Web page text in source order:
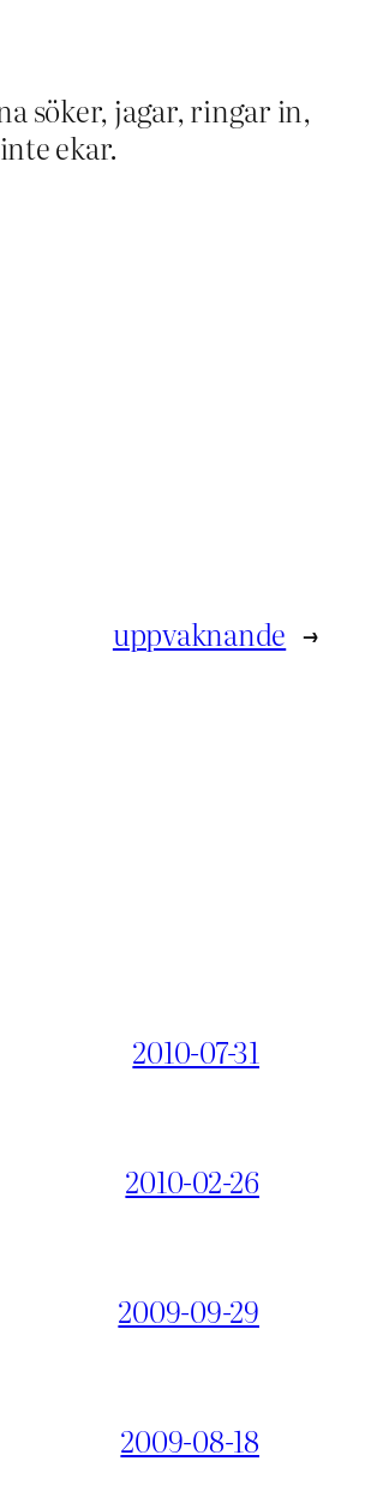
söker, jagar, ringar in,
ekar.
uppvaknande →
2010-07-31
2010-02-26
2009-09-29
2009-08-18